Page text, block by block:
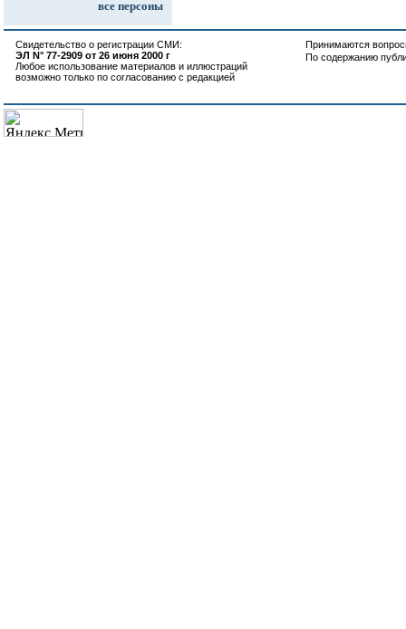
все персоны
Свидетельство о регистрации СМИ:
ЭЛ N° 77-2909 от 26 июня 2000 г
Любое использование материалов и иллюстраций
возможно только по согласованию с редакцией
Принимаются
По содержанию